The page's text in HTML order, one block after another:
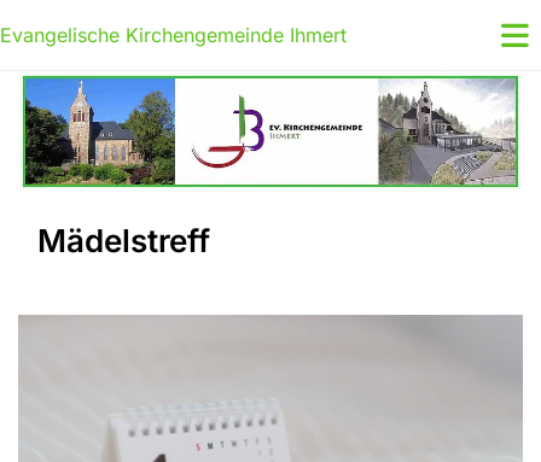
Evangelische Kirchengemeinde Ihmert
Mädelstreff